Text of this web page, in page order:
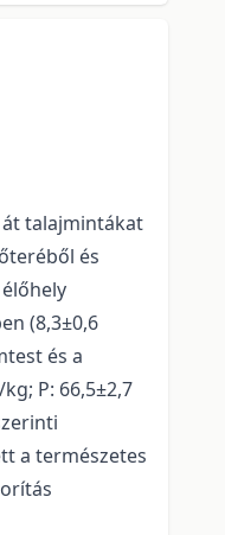
talajmintákat
és
(8,3±0,6
és a
P: 66,5±2,7
a természetes